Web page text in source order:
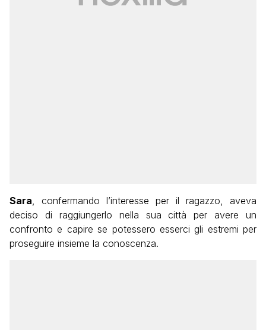
Sara , confermando l’interesse per il ragazzo, aveva
deciso di raggiungerlo nella sua città per avere un
confronto e capire se potessero esserci gli estremi per
proseguire insieme la conoscenza.